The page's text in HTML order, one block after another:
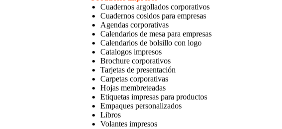
Cuadernos argollados corporativos
Cuadernos cosidos para empresas
Agendas corporativas
Calendarios de mesa para empresas
Calendarios de bolsillo con logo
Catalogos impresos
Brochure corporativos
Tarjetas de presentación
Carpetas corporativas
Hojas membreteadas
Etiquetas impresas para productos
Empaques personalizados
Libros
Volantes impresos